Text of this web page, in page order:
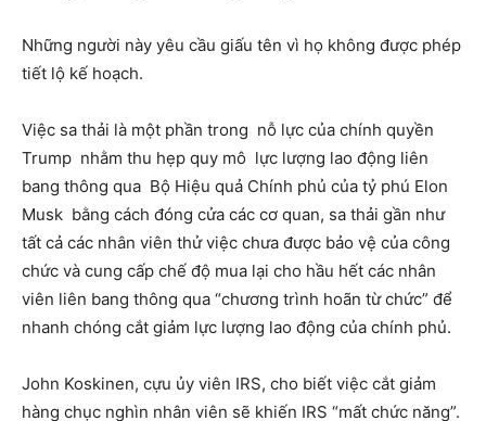
Những người này yêu cầu giấu tên vì họ không được phép
tiết lộ kế hoạch.
Việc sa thải là một phần trong nỗ lực của chính quyền
Trump nhằm thu hẹp quy mô lực lượng lao động liên
bang thông qua Bộ Hiệu quả Chính phủ của tỷ phú Elon
Musk bằng cách đóng cửa các cơ quan, sa thải gần như
tất cả các nhân viên thử việc chưa được bảo vệ của công
chức và cung cấp chế độ mua lại cho hầu hết các nhân
viên liên bang thông qua “chương trình hoãn từ chức” để
nhanh chóng cắt giảm lực lượng lao động của chính phủ.
John Koskinen, cựu ủy viên IRS, cho biết việc cắt giảm
hàng chục nghìn nhân viên sẽ khiến IRS “mất chức năng”.